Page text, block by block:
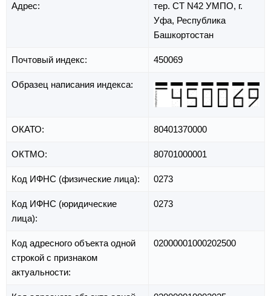
Адрес: тер. СТ N42 УМПО, г.
Уфа, Республика
Башкортостан
Почтовый индекс: 450069
Образец написания индекса:
ОКАТО: 80401370000
ОКТМО: 80701000001
Код ИФНС (физические лица): 0273
Код ИФНС (юридические
лица):
0273
Код адресного объекта одной
строкой с признаком
актуальности:
02000001000202500